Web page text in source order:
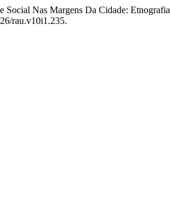
Nas Margens Da Cidade:
rau.v10i1.235.